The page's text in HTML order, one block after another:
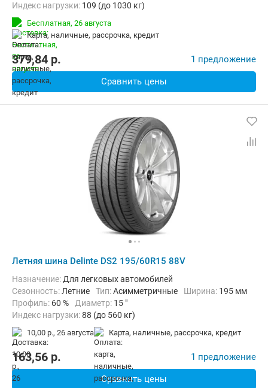
Индекс нагрузки: 109 (до 1030 кг)
Индекс скорости:
Бесплатная, 26 августа
карта, наличные, рассрочка, кредит
379,84 p. 1 предложение
Сравнить цены
Летняя шина Delinte DS2 195/60R15 88V
Назначение: Для легковых автомобилей
Сезонность: Летние Тип:Асимметричные Ширина: 195 мм
Профиль: 60 % Диаметр: 15 "
Индекс нагрузки:88 (до 560 кг)
Индекс скорости:
V (до 240 км/ч)
10,00 р., 26 августа карта, наличные, рассрочка, кредит
163,56 p. 1 предложение
Сравнить цены